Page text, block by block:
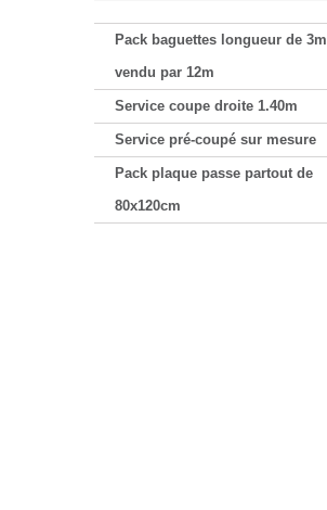
Pack baguettes longueur de 3m
vendu par 12m
Service coupe droite 1.40m
Service pré-coupé sur mesure
Pack plaque passe partout de
80x120cm